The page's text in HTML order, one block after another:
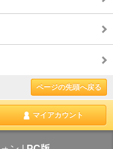
ページの先頭へ戻る
マイアカウント